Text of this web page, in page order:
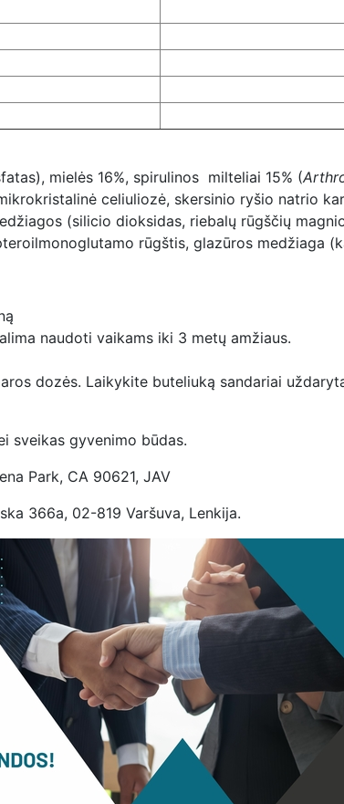
mielės 16%, spirulinos milteliai 15% (
celiuliozė, skersinio ryšio natrio
(silicio dioksidas, riebalų rūgščių
rūgštis, glazūros medžiaga
naudoti vaikams iki 3 metų amžiaus.
dozės. Laikykite buteliuką sandariai
sveikas gyvenimo būdas.
Park, CA 90621, JAV
366a, 02-819 Varšuva, Lenkija.